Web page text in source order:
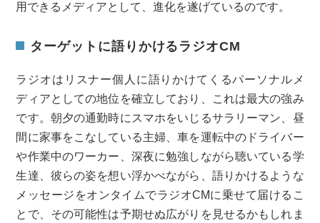
用できるメディアとして、進化を遂げているのです。
ターゲットに語りかけるラジオCM
ラジオはリスナー個人に語りかけてくるパーソナルメ
ディアとしての地位を確立しており、これは最大の強み
です。朝夕の通勤時にスマホをいじるサラリーマン、昼
間に家事をこなしている主婦、車を運転中のドライバー
や作業中のワーカー、深夜に勉強しながら聴いている学
生達、彼らの姿を想い浮かべながら、語りかけるような
メッセージをオンタイムでラジオCMに乗せて届けるこ
とで、その可能性は予期せぬ広がりを見せるかもしれま